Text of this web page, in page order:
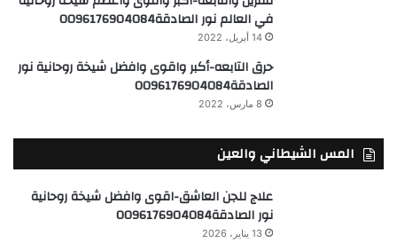
في العالم نور الصادقة0096176904084
14 أبريل، 2022
حرق التابعه-أكبر واقوى وافضل شيخة روحانية نور
الصادقة0096176904084
8 مارس، 2022
المس الشيطاني والعين
علاج للجن العاشق-اقوى وافضل شيخة روحانية
نور الصادقة0096176904084
13 يناير، 2026